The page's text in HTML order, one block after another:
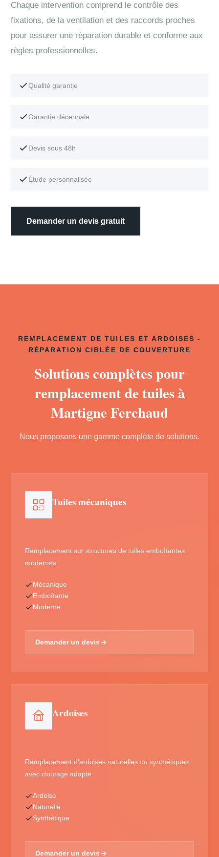
Chaque intervention comprend le contrôle des
fixations, de la ventilation et des raccords proches
pour assurer une réparation durable et conforme aux
règles professionnelles.
Qualité garantie
Garantie décennale
Devis sous 48h
Étude personnalisée
Demander un devis gratuit
REMPLACEMENT DE TUILES ET ARDOISES -
RÉPARATION CIBLÉE DE COUVERTURE
Solutions complètes pour
remplacement de tuiles à
Martigne Ferchaud
Nous proposons une gamme complète de solutions.
Tuiles mécaniques
Remplacement sur structures de tuiles emboîtantes
modernes.
Mécanique
Emboîtante
Moderne
Demander un devis
Ardoises
Remplacement d'ardoises naturelles ou synthétiques
avec cloutage adapté.
Ardoise
Naturelle
Synthétique
Demander un devis